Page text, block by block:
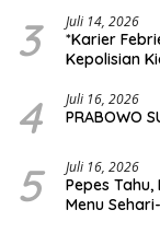
3 Juli 14, 2026
*Karier
Kepolisian
4 Juli 16, 2026
PRABOWO
5 Juli 16, 2026
Pepes
Menu